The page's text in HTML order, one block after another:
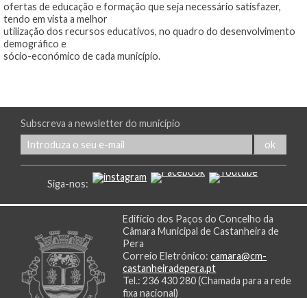
ofertas de educação e formação que seja necessário satisfazer,
tendo em vista a melhor
utilização dos recursos educativos, no quadro do desenvolvimento
demográfico e
sócio-económico de cada município.
Subscreva a newsletter do município
Siga-nos:
Edifício dos Paços do Concelho da
Câmara Municipal de Castanheira de
Pera
Correio Eletrónico:camara@cm-
castanheiradepera.pt
Tel.: 236 430 280 (Chamada para a rede
fixa nacional)